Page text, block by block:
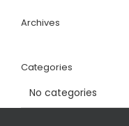
Archives
Categories
No categories